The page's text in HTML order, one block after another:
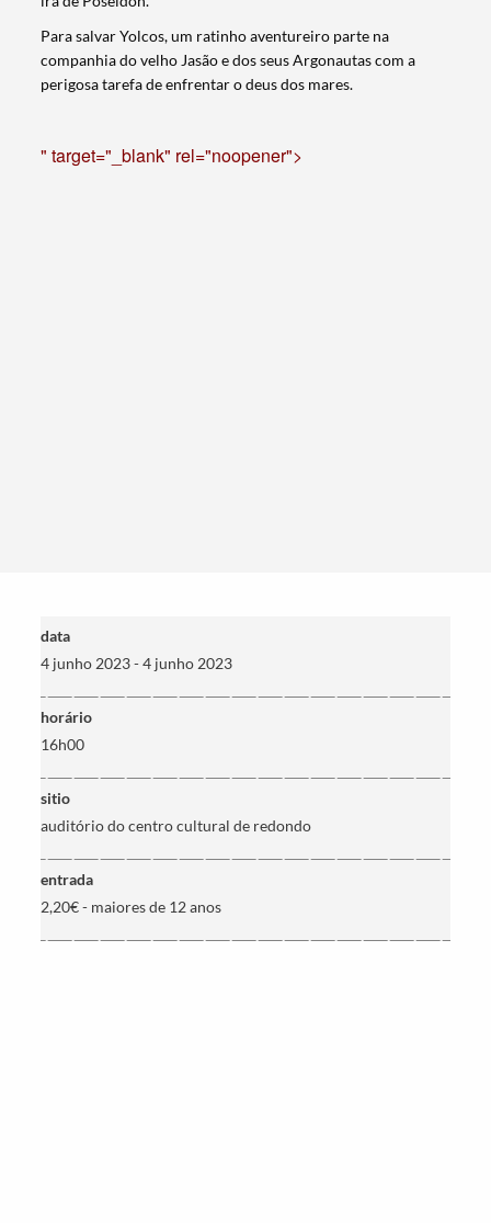
Categorias gerais
Para salvar Yolcos, um ratinho aventureiro parte na
companhia do velho Jasão e dos seus Argonautas com a
perigosa tarefa de enfrentar o deus dos mares.
" target="_blank" rel="noopener">
data
4 junho 2023 - 4 junho 2023
horário
16h00
sitio
auditório do centro cultural de redondo
entrada
2,20€ - maiores de 12 anos